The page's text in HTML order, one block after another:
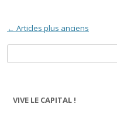
Navigation des articles
← Articles plus anciens
VIVE LE CAPITAL !